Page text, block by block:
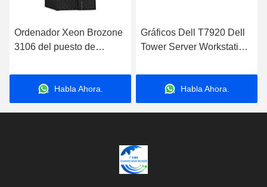
Ordenador Xeon Brozone
3106 del puesto de
Precision T7920
Habla Ahora.
Gráficos Dell T7920 Dell
Tower Server Workstation
Habla Ahora.